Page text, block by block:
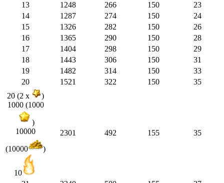
13
1248 266 150
23
14
1287 274 150
24
15
1326 282 150
26
16
1365 290 150
28
17
1404 298 150
29
18
1443 306 150
31
19
1482 314 150
33
20
1521 322 150
35
20 (2 x
)
1000 (1000
)
10000
(10000 )
10
2301 492 155 35